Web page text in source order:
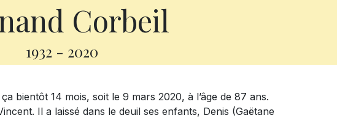
Corbeil
1932 - 2020
bientôt 14 mois, soit le 9 mars 2020, à l’âge de 87 ans.
Il a laissé dans le deuil ses enfants, Denis (Gaëtane